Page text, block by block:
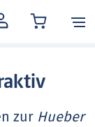
zur Hueber